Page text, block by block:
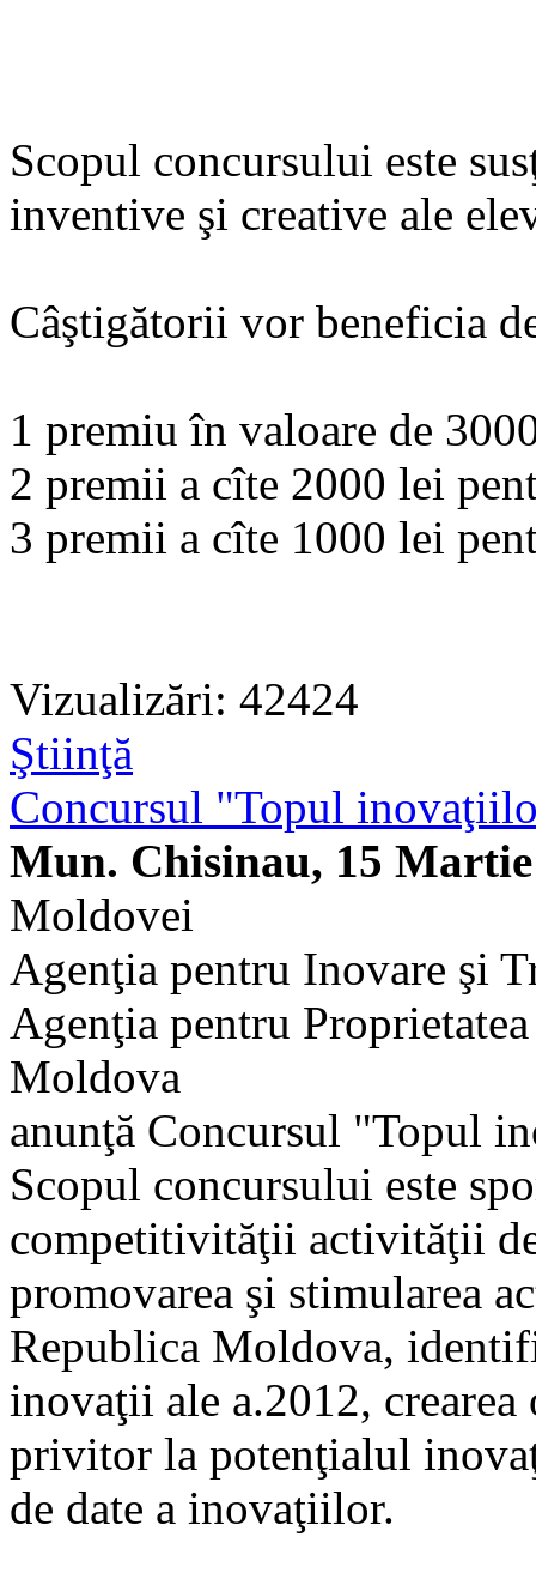
Scopul concursului este
inventive şi creative ale
Câştigătorii vor beneficia
1 premiu în valoare de
2 premii a cîte 2000 lei
3 premii a cîte 1000 lei
Vizualizări: 42424
Ştiinţă
Concursul "Topul
Mun. Chisinau, 15
Moldovei
Agenţia pentru Inovare şi
Agenţia pentru
Moldova
anunţă Concursul "Topul
Scopul concursului este
competitivităţii activităţii
promovarea şi stimularea
Republica Moldova,
inovaţii ale a.2012,
privitor la potenţialul
de date a inovaţiilor.